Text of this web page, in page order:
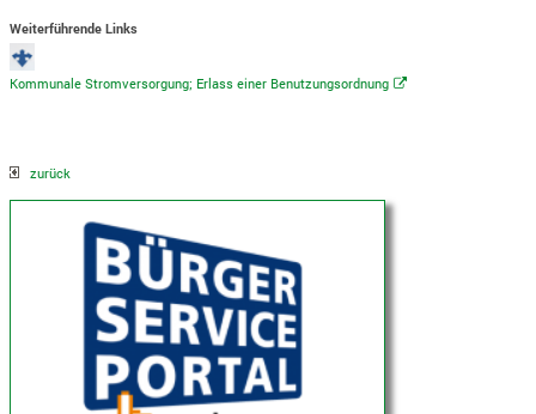
Weiterführende Links
Kommunale Stromversorgung; Erlass einer Benutzungsordnung
zurück